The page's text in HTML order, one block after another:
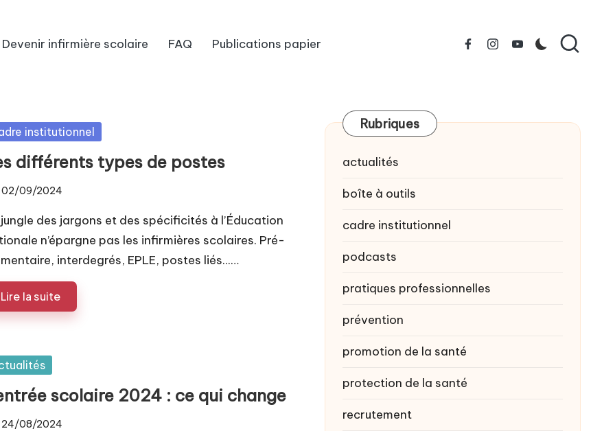
Devenir infirmière scolaire FAQ Publications papier Facebook
Instagram
YouTube
institutionnel
différents types de postes
02/09/2024
des jargons et des spécificités à l’Éducation
n’épargne pas les infirmières scolaires. Pré-
interdegrés, EPLE, postes liés...…
Lire la suite
scolaire 2024 : ce qui change
24/08/2024
Rubriques
actualités
boîte à outils
cadre institutionnel
podcasts
pratiques professionnelles
prévention
promotion de la santé
protection de la santé
recrutement